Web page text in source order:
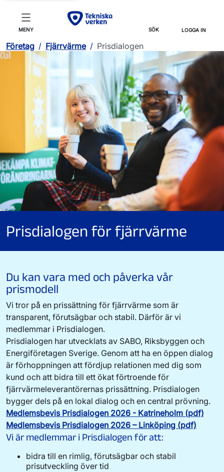
MENY SÖK LOGGA IN
Företag / Fjärrvärme / Prisdialogen
Prisdialogen för fjärrvärme
Du kan vara med och påverka vår
prismodell
Vi tror på en prissättning för fjärrvärme som är
transparent, förutsägbar och stabil. Därför är vi
medlemmar i Prisdialogen.
Prisdialogen har utvecklats av SABO, Riksbyggen och
Energiföretagen Sverige. Genom att ha en öppen dialog
är förhoppningen att fördjup relationen med dig som
kund och att bidra till ett ökat förtroende för
fjärrvärmeleverantörernas prissättning. Prisdialogen
bygger dels på en lokal dialog och en central prövning.
Medlemsbevis Prisdialogen 2026 - Katrineholm (pdf)
Medlemsbevis Prisdialogen 2026 – Linköping (pdf)
Vi är medlemmar i Prisdialogen för att:
bidra till en rimlig, förutsägbar och stabil
prisutveckling över tid